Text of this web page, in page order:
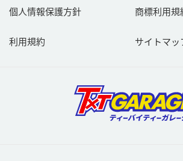
個人情報保護方針 商標利用規
利用規約 サイトマッ